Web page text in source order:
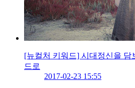
[뉴컬처 키워드] 시대정신을 담
드로
2017-02-23 15:55